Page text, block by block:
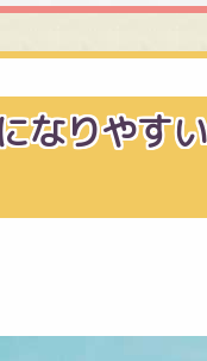
なりやす